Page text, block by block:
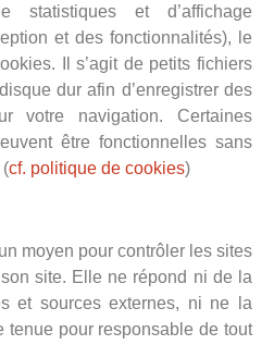
statistiques et d’affichage
et des fonctionnalités), le
Il s’agit de petits fichiers
dur afin d’enregistrer des
votre navigation. Certaines
être fonctionnelles sans
(cf. politique de cookies)
moyen pour contrôler les sites
site. Elle ne répond ni de la
et sources externes, ni ne la
tenue pour responsable de tout